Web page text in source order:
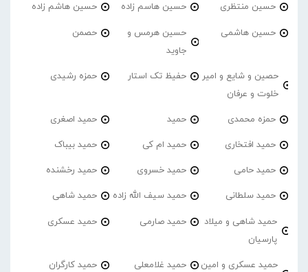
حسین منتظری حسین هاسم زاده حسین هاشم زاده
حسین هاشمی
حسین هرمس و
جاوید
حصمن
حصین و شایع و امیر
خلوت و عرفان
حفیظ تک استار حمزه رشیدی
حمزه محمدی حمید حمید اصغری
حمید افتخاری حمید ام کی حمید بیباک
حمید حامی حمید خسروی حمید رخشنده
حمید سلطانی حمید سیف الله زاده حمید شاهی
حمید شاهی و میلاد
پارسیان
حمید صارمی حمید عسکری
حمید عسکری و امین
حمید غلامعلی حمید کارگران